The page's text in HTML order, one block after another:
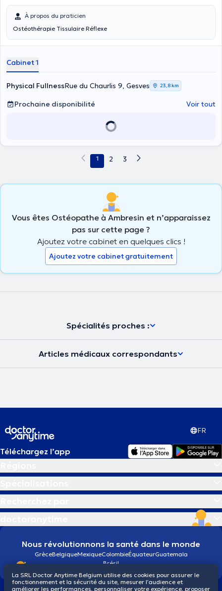
À propos du praticien
Ostéothérapie Tissulaire Réflexe
Cabinet 1
Physical FullnessRue du Chaurlis 9, Gesves 23,8 km
Prochaine disponibilité Voir tout
1 2 3
Vous êtes Ostéopathe à Ambresin et n’apparaissez
pas sur cette page ?
Ajoutez votre cabinet en quelques clics !
Ajoutez votre cabinet gratuitement
Spécialités proches :
Articles médicaux correspondants
FR
Téléchargez l’app
Nous révolutionnons la santé dans le monde
GrèceBelgiqueMexiqueColombieÉquateurGuatemala
Brésil
La SRL Doctor Anytime Belgium utilise des cookies pour assurer le
fonctionnement et la sécurité du site, mesurer l’audience et
améliorer les performances, personnaliser votre expérience, proposer